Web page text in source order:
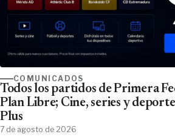
COMUNICADOS
Todos los partidos de Primera
Plan Libre; Cine, series y
Plus
7 de agosto de 2026